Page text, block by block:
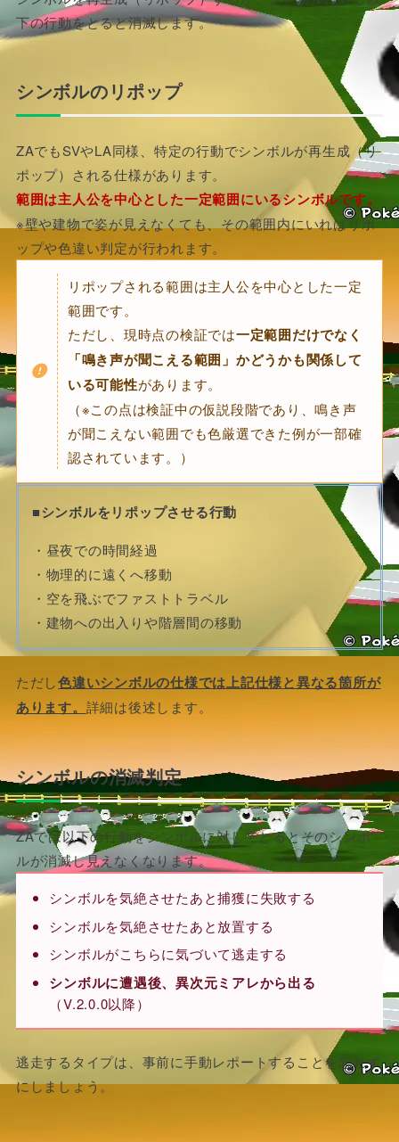
下の行動をとると消滅します。
シンボルのリポップ
ZAでもSVやLA同様、特定の行動でシンボルが再生成（リ
ポップ）される仕様があります。
範囲は主人公を中心とした一定範囲にいるシンボルです。
※壁や建物で姿が見えなくても、その範囲内にいればリポ
ップや色違い判定が行われます。
リポップされる範囲は主人公を中心とした一定
範囲です。
ただし、現時点の検証では一定範囲だけでなく
「鳴き声が聞こえる範囲」かどうかも関係して
いる可能性があります。
（※この点は検証中の仮説段階であり、鳴き声
が聞こえない範囲でも色厳選できた例が一部確
認されています。）
■シンボルをリポップさせる行動
・昼夜での時間経過
・物理的に遠くへ移動
・空を飛ぶでファストトラベル
・建物への出入りや階層間の移動
ただし色違いシンボルの仕様では上記仕様と異なる箇所が
あります。 詳細は後述します。
シンボルの消滅判定
ZAでは以下の行動をシンボルに対してとるとそのシンボ
ルが消滅し見えなくなります。
シンボルを気絶させたあと捕獲に失敗する
シンボルを気絶させたあと放置する
シンボルがこちらに気づいて逃走する
シンボルに遭遇後、異次元ミアレから出る
（V.2.0.0以降）
逃走するタイプは、事前に手動レポートすることを忘れず
にしましょう。